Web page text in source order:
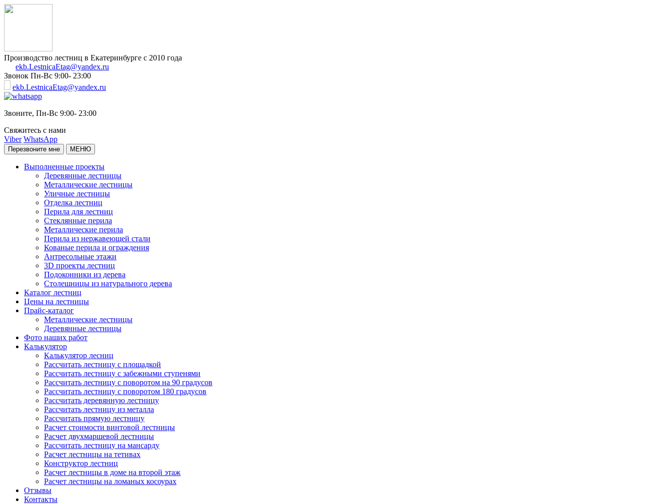
Производство лестниц в Екатеринбурге с 2010 года
ekb.LestnicaEtag@yandex.ru
Звонок Пн-Вс 9:00- 23:00
ekb.LestnicaEtag@yandex.ru
Звоните, Пн-Вс 9:00- 23:00
Свяжитесь с нами
Viber WhatsApp
Перезвоните мне МЕНЮ
Выполненные проекты
Деревянные лестницы
Металлические лестницы
Уличные лестницы
Отделка лестниц
Перила для лестниц
Стеклянные перила
Металлические перила
Перила из нержавеющей стали
Кованые перила и ограждения
Антресольные этажи
3D проекты лестниц
Подоконники из дерева
Столешницы из натурального дерева
Каталог лестниц
Цены на лестницы
Прайс-каталог
Металлические лестницы
Деревянные лестницы
Фото наших работ
Калькулятор
Калькулятор лесниц
Рассчитать лестницу с площадкой
Рассчитать лестницу с забежными ступенями
Рассчитать лестницу с поворотом на 90 градусов
Рассчитать лестницу с поворотом 180 градусов
Рассчитать деревянную лестницу
Рассчитать лестницу из металла
Рассчитать прямую лестницу
Расчет стоимости винтовой лестницы
Расчет двухмаршевой лестницы
Рассчитать лестницу на мансарду
Расчет лестницы на тетивах
Конструктор лестниц
Расчет лестницы в доме на второй этаж
Расчет лестницы на ломаных косоурах
Отзывы
Контакты